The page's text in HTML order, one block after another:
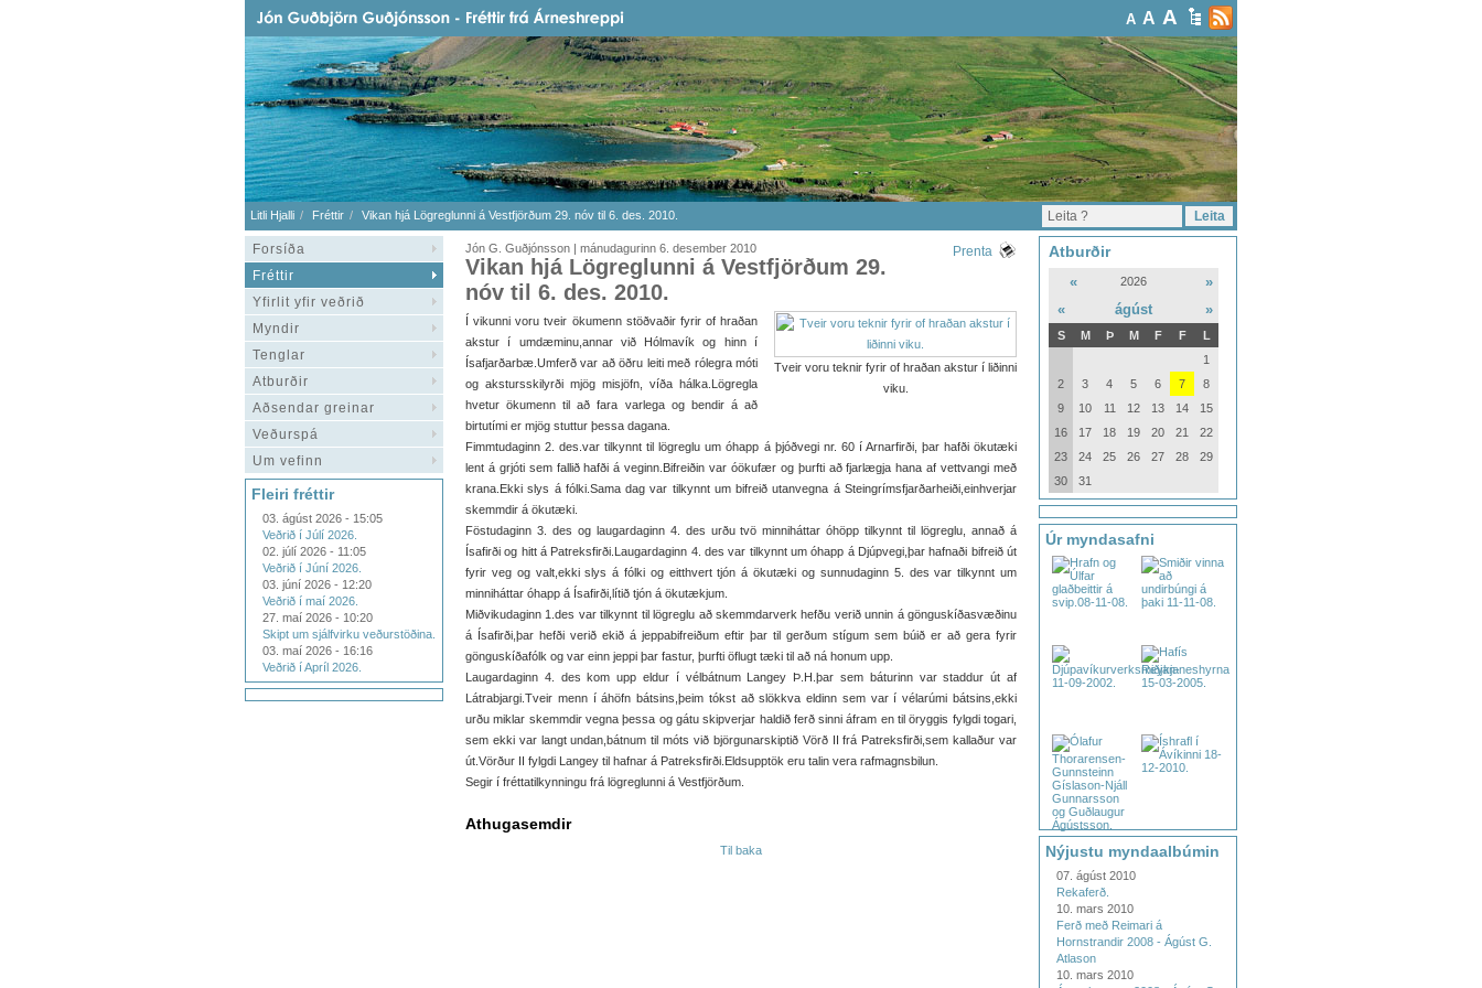
A A A
Litli Hjalli Fréttir Vikan hjá Lögreglunni á Vestfjörðum 29. nóv til 6. des. 2010.
Forsíða
Fréttir
Yfirlit yfir veðrið
Myndir
Tenglar
Atburðir
Aðsendar greinar
Veðurspá
Um vefinn
Fleiri fréttir
03. ágúst 2026 - 15:05
Veðrið í Júlí 2026.
02. júlí 2026 - 11:05
Veðrið í Júní 2026.
03. júní 2026 - 12:20
Veðrið í maí 2026.
27. maí 2026 - 10:20
Skipt um sjálfvirku veðurstöðina.
03. maí 2026 - 16:16
Veðrið í Apríl 2026.
Jón G. Guðjónsson | mánudagurinn 6. desember 2010 Prenta
Vikan hjá Lögreglunni á Vestfjörðum 29.
nóv til 6. des. 2010.
Tveir voru teknir fyrir of hraðan akstur í liðinni
viku.
Í vikunni voru tveir ökumenn stöðvaðir fyrir of hraðan
akstur í umdæminu,annar við Hólmavík og hinn í
Ísafjarðarbæ.Umferð var að öðru leiti með rólegra móti
og akstursskilyrði mjög misjöfn, víða hálka.Lögregla
hvetur ökumenn til að fara varlega og bendir á að
birtutími er mjög stuttur þessa dagana.
Fimmtudaginn 2. des.var tilkynnt til lögreglu um óhapp á þjóðvegi nr. 60 í Arnarfirði, þar hafði ökutæki
lent á grjóti sem fallið hafði á veginn.Bifreiðin var óökufær og þurfti að fjarlægja hana af vettvangi með
krana.Ekki slys á fólki.Sama dag var tilkynnt um bifreið utanvegna á Steingrímsfjarðarheiði,einhverjar
skemmdir á ökutæki.
Föstudaginn 3. des og laugardaginn 4. des urðu tvö minniháttar óhöpp tilkynnt til lögreglu, annað á
Ísafirði og hitt á Patreksfirði.Laugardaginn 4. des var tilkynnt um óhapp á Djúpvegi,þar hafnaði bifreið út
fyrir veg og valt,ekki slys á fólki og eitthvert tjón á ökutæki og sunnudaginn 5. des var tilkynnt um
minniháttar óhapp á Ísafirði,lítið tjón á ökutækjum.
Miðvikudaginn 1.des var tilkynnt til lögreglu að skemmdarverk hefðu verið unnin á gönguskíðasvæðinu
á Ísafirði,þar hefði verið ekið á jeppabifreiðum eftir þar til gerðum stígum sem búið er að gera fyrir
gönguskíðafólk og var einn jeppi þar fastur, þurfti öflugt tæki til að ná honum upp.
Laugardaginn 4. des kom upp eldur í vélbátnum Langey Þ.H.þar sem báturinn var staddur út af
Látrabjargi.Tveir menn í áhöfn bátsins,þeim tókst að slökkva eldinn sem var í vélarúmi bátsins,ekki
urðu miklar skemmdir vegna þessa og gátu skipverjar haldið ferð sinni áfram en til öryggis fylgdi togari,
sem ekki var langt undan,bátnum til móts við björgunarskiptið Vörð II frá Patreksfirði,sem kallaður var
út.Vörður II fylgdi Langey til hafnar á Patreksfirði.Eldsupptök eru talin vera rafmagnsbilun.
Segir í fréttatilkynningu frá lögreglunni á Vestfjörðum.
Athugasemdir
Til baka
Atburðir
« 2026
»
«
ágúst »
S M Þ M F F
L
1
2
3 4 5 6 7
8
9
10 11 12 13 14
15
16
17 18 19 20 21
22
23
24 25 26 27 28
29
30
31
Úr myndasafni
Nýjustu myndaalbúmin
07. ágúst 2010
Rekaferð.
10. mars 2010
Ferð með Reimari á
Hornstrandir 2008 - Ágúst G.
Atlason
10. mars 2010